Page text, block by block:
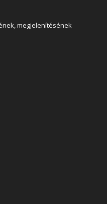
megjelenítésének